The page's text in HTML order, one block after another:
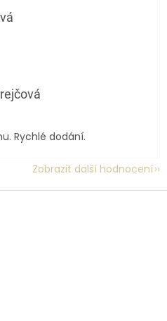
je 5 z 5 hvězdiček.
je 5 z 5 hvězdiček.
Rychlé dodání.
Zobrazit další hodnocení